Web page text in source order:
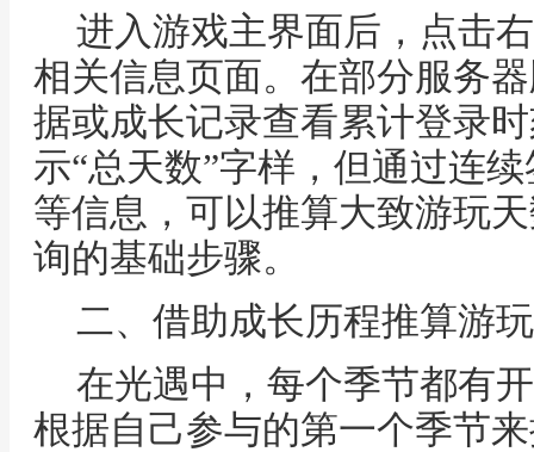
进入游戏主界面后，点击
相关信息页面。在部分服务
据或成长记录查看累计登录
示“总天数”字样，但通过连
等信息，可以推算大致游玩
询的基础步骤。
二、借助成长历程推算游
在光遇中，每个季节都有
根据自己参与的第一个季节